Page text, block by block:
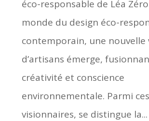
éco-responsable de Léa
monde du design éco-
contemporain, une nouvelle
d’artisans émerge,
créativité et conscience
environnementale. Parmi ces
visionnaires, se distingue la...